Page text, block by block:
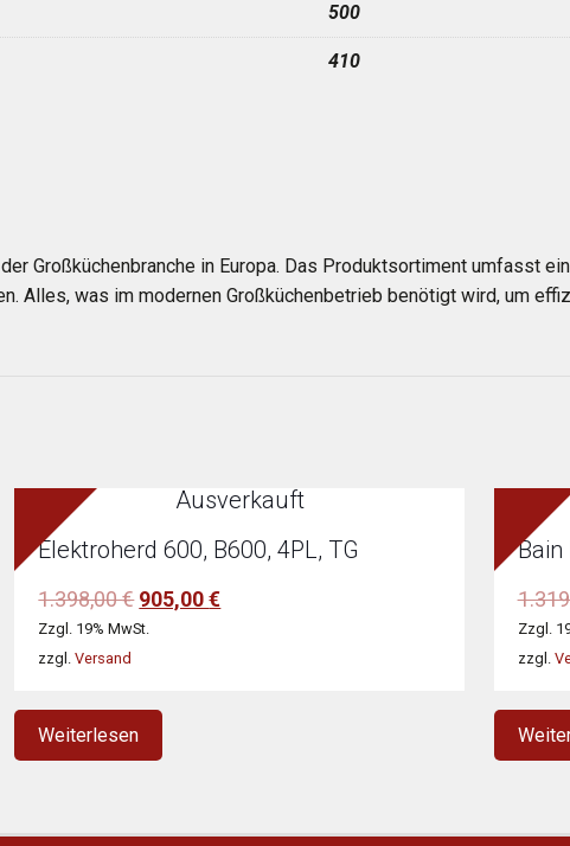
500
410
Großküchenbranche in Europa. Das Produktsortiment umfasst
Alles, was im modernen Großküchenbetrieb benötigt wird, um
Ausverkauft
Elektroherd 600, B600, 4PL, TG
1.398,00€ Ursprünglicher
Preis
905,00€Aktueller
Zzgl. 19% MwSt.
zzgl.Versand
Weiterlesen
Bain
Zzgl.
zzgl.